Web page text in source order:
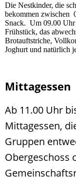
Die Nestkinder, die
bekommen zwischen
Snack. Um 09.00 Uhr
Frühstück, das
Brotauftstriche,
Joghurt und natürlich
Mittagessen
Ab 11.00 Uhr
Mittagessen,
Gruppen
Obergeschoss